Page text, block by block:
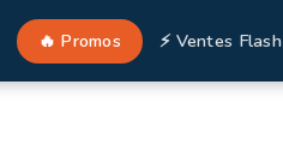
🔥 Promos ⚡ Ventes Flash